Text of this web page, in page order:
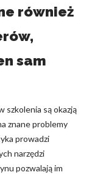
również
sam
szkolenia są okazją
znane problemy
prowadzi
narzędzi
pozwalają im